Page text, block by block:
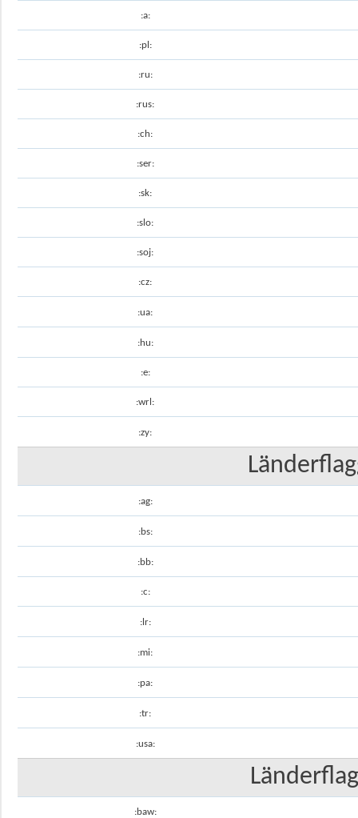
:a:
:pl:
:ru:
:rus:
:ch:
:ser:
:sk:
:slo:
:soj:
:cz:
:ua:
:hu:
:e:
:wrl:
:zy:
:ag:
:bs:
:bb:
:c:
:lr:
:mi:
:pa:
:tr:
:usa:
:baw: